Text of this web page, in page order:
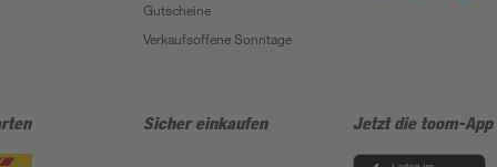
Gutscheine
Verkaufsoffene Sonntage
Sicher einkaufen Jetzt die toom-